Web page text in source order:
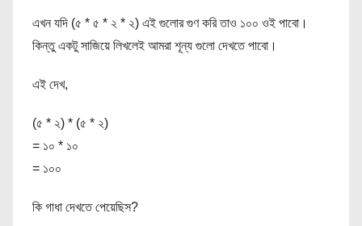
এখন যদি (৫ * ৫ * ২ * ২) এই গুলোর গুণ করি তাও ১০০ ওই পাবো।
কিন্তু একটু সাজিয়ে লিখলেই আমরা শূন্য গুলো দেখতে পাবো।
এই দেখ,
(৫ * ২) * (৫ * ২)
= ১০ * ১০
= ১০০
কি গাধা দেখতে পেয়েছিস?